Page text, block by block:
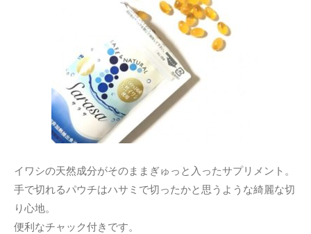
イワシの天然成分がそのままぎゅっと入ったサプリメント。
手で切れるパウチはハサミで切ったかと思うような綺麗な切
り心地。
便利なチャック付きです。